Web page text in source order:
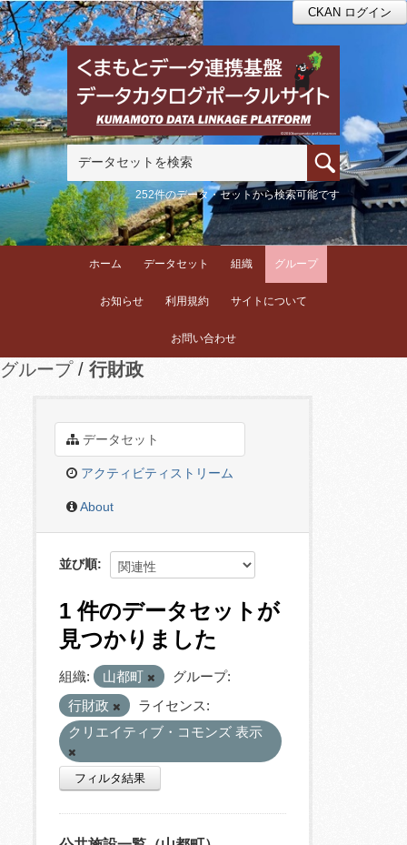
CKAN ログイン
252件のデータ・セットから検索可能です
ホーム データセット 組織 グループ
お知らせ 利用規約 サイトについて
お問い合わせ
グループ 行財政
データセット
アクティビティストリーム
About
並び順
1 件のデータセットが
見つかりました
組織: 山都町
グループ:
行財政
ライセンス:
クリエイティブ・コモンズ 表示
フィルタ結果